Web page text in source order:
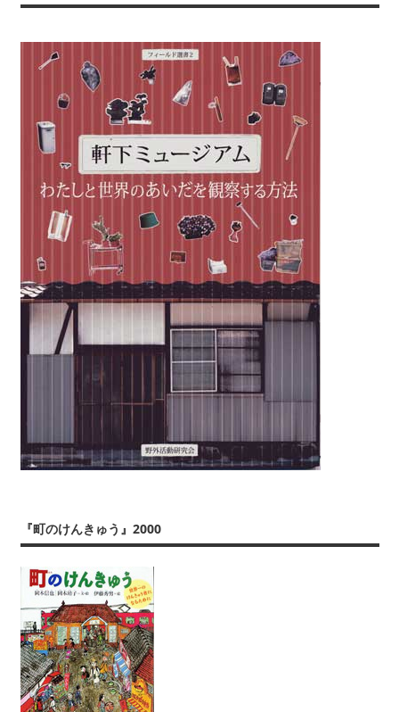
『町のけんきゅう』2000